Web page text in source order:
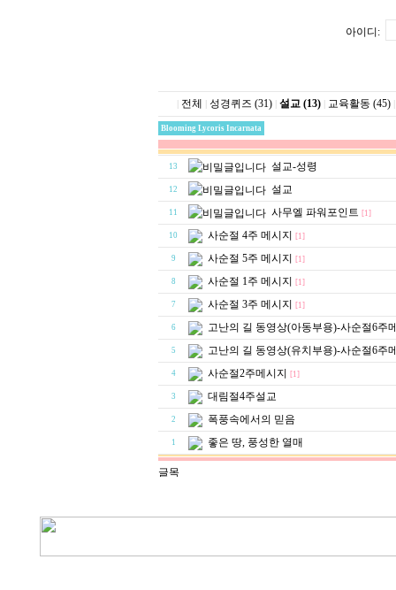
아이디:
전체 성경퀴즈 (31) 설교 (13) 교육활동 (45)
Blooming Lycoris Incarnata
13 설교-성령
12 설교
11 사무엘 파워포인트 [1]
10 사순절 4주 메시지 [1]
9 사순절 5주 메시지 [1]
8 사순절 1주 메시지 [1]
7 사순절 3주 메시지 [1]
6 고난의 길 동영상(아동부용)-사순절6주
5 고난의 길 동영상(유치부용)-사순절6주
4 사순절2주메시지 [1]
3 대림절4주설교
2 폭풍속에서의 믿음
1 좋은 땅, 풍성한 열매